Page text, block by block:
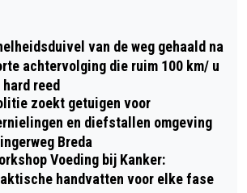
GELUKKIGER EN
MET EEN LIEVE
SCHOOLZONES VIA
BREDASE
van de weg gehaald na
achtervolging die ruim 100 km/ u
reed
zoekt getuigen voor
en diefstallen omgeving
Breda
Voeding bij Kanker:
handvatten voor elke fase